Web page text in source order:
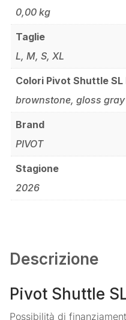
0,00 kg
Taglie
L, M, S, XL
Colori Pivot Shuttle SL
brownstone, gloss gray
Brand
PIVOT
Stagione
2026
Descrizione
Pivot Shuttle
Possibilità di